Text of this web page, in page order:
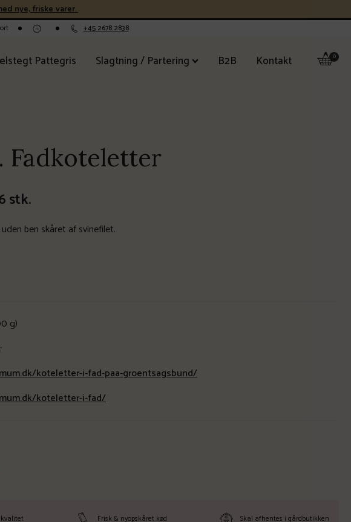
nye, friske varer.
+45 2678 2838
Pattegris Slagtning / Partering B2B Kontakt
Fadkoteletter
stk.
ben skåret af svinefilet.
g)
koteletter-i-fad-paa-groentsagsbund/
koteletter-i-fad/
Frisk & nyopskåret kød Skal afhentes i gårdbutikken